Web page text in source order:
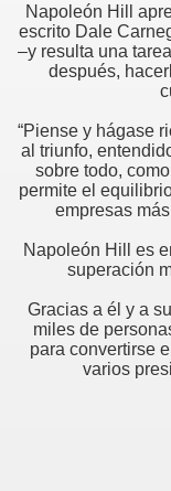
Napoleón Hill
escrito Dale
–y resulta una
después,
“Piense y hágase
al triunfo,
sobre todo,
permite el
empresas
Napoleón Hill es
superación
Gracias a él y a
miles de
para convertirse
varios